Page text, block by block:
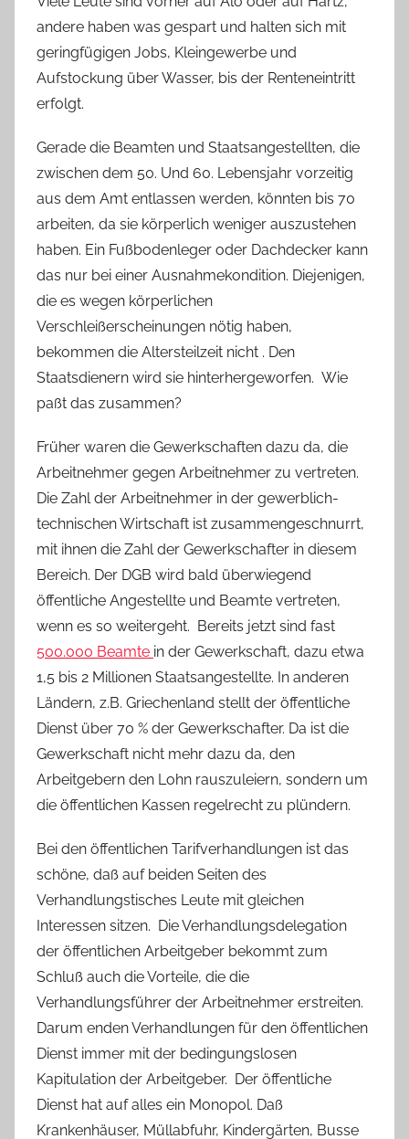
andere haben was gespart und halten sich mit
geringfügigen Jobs, Kleingewerbe und
Aufstockung über Wasser, bis der Renteneintritt
erfolgt.
Gerade die Beamten und Staatsangestellten, die
zwischen dem 50. Und 60. Lebensjahr vorzeitig
aus dem Amt entlassen werden, könnten bis 70
arbeiten, da sie körperlich weniger auszustehen
haben. Ein Fußbodenleger oder Dachdecker kann
das nur bei einer Ausnahmekondition. Diejenigen,
die es wegen körperlichen
Verschleißerscheinungen nötig haben,
bekommen die Altersteilzeit nicht . Den
Staatsdienern wird sie hinterhergeworfen. Wie
paßt das zusammen?
Früher waren die Gewerkschaften dazu da, die
Arbeitnehmer gegen Arbeitnehmer zu vertreten.
Die Zahl der Arbeitnehmer in der gewerblich-
technischen Wirtschaft ist zusammengeschnurrt,
mit ihnen die Zahl der Gewerkschafter in diesem
Bereich. Der DGB wird bald überwiegend
öffentliche Angestellte und Beamte vertreten,
wenn es so weitergeht. Bereits jetzt sind fast
500.000 Beamte in der Gewerkschaft, dazu etwa
1,5 bis 2 Millionen Staatsangestellte. In anderen
Ländern, z.B. Griechenland stellt der öffentliche
Dienst über 70 % der Gewerkschafter. Da ist die
Gewerkschaft nicht mehr dazu da, den
Arbeitgebern den Lohn rauszuleiern, sondern um
die öffentlichen Kassen regelrecht zu plündern.
Bei den öffentlichen Tarifverhandlungen ist das
schöne, daß auf beiden Seiten des
Verhandlungstisches Leute mit gleichen
Interessen sitzen. Die Verhandlungsdelegation
der öffentlichen Arbeitgeber bekommt zum
Schluß auch die Vorteile, die die
Verhandlungsführer der Arbeitnehmer erstreiten.
Darum enden Verhandlungen für den öffentlichen
Dienst immer mit der bedingungslosen
Kapitulation der Arbeitgeber. Der öffentliche
Dienst hat auf alles ein Monopol. Daß
Krankenhäuser, Müllabfuhr, Kindergärten, Busse